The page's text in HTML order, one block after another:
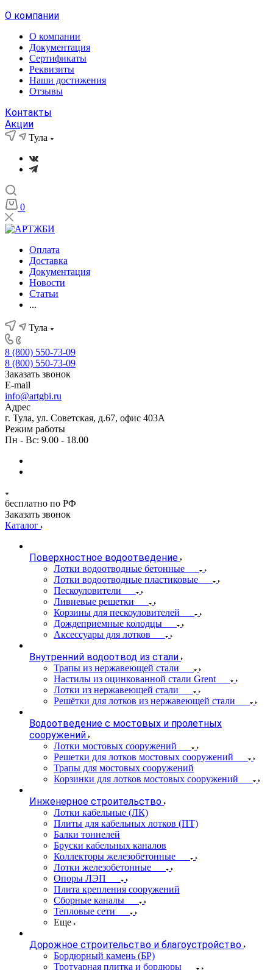
О компании
О компании
Документация
Сертификаты
Реквизиты
Наши достижения
Отзывы
Контакты
Акции
Тула
0
Оплата
Доставка
Документация
Новости
Статьи
...
Тула
8 (800) 550-73-09
8 (800) 550-73-09
Заказать звонок
E-mail
info@artgbi.ru
Адрес
г. Тула, ул. Советская, д.67, офис 403А
Режим работы
Пн - Вс: 9.00 - 18.00
бесплатно по РФ
Заказать звонок
Каталог
Поверхностное водоотведение
Лотки водоотводные бетонные
Лотки водоотводные пластиковые
Пескоуловители
Ливневые решетки
Корзины для пескоуловителей
Дождеприемные колодцы
Аксессуары для лотков
Внутренний водоотвод из стали
Трапы из нержавеющей стали
Настилы из оцинкованной стали Grent
Лотки из нержавеющей стали
Решётки для лотков из нержавеющей стали
Водоотведение с мостовых и пролетных
сооружений
Лотки мостовых сооружений
Решетки для лотков мостовых сооружений
Трапы для мостовых сооружений
Корзинки для лотков мостовых сооружений
Инженерное строительство
Лотки кабельные (ЛК)
Плиты для кабельных лотков (ПТ)
Балки тоннелей
Бруски кабельных каналов
Коллекторы железобетонные
Лотки железобетонные
Опоры ЛЭП
Плита крепления сооружений
Сборные каналы
Тепловые сети
Еще
Дорожное строительство и благоустройство
Бордюрный камень (БР)
Тротуарная плитка и бордюры